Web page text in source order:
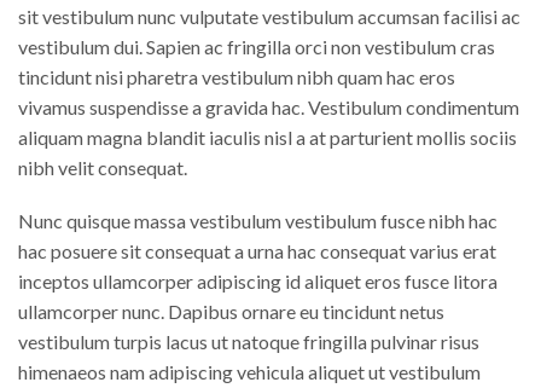
sit vestibulum nunc vulputate vestibulum accumsan facilisi ac
vestibulum dui. Sapien ac fringilla orci non vestibulum cras
tincidunt nisi pharetra vestibulum nibh quam hac eros
vivamus suspendisse a gravida hac. Vestibulum condimentum
aliquam magna blandit iaculis nisl a at parturient mollis sociis
nibh velit consequat.
Nunc quisque massa vestibulum vestibulum fusce nibh hac
hac posuere sit consequat a urna hac consequat varius erat
inceptos ullamcorper adipiscing id aliquet eros fusce litora
ullamcorper nunc. Dapibus ornare eu tincidunt netus
vestibulum turpis lacus ut natoque fringilla pulvinar risus
himenaeos nam adipiscing vehicula aliquet ut vestibulum